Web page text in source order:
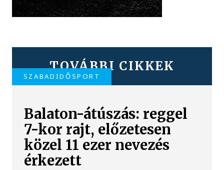
TOVÁBBI CIKKEK
SZABADIDŐSPORT
Balaton-átúszás: reggel
7-kor rajt, előzetesen
közel 11 ezer nevezés
érkezett